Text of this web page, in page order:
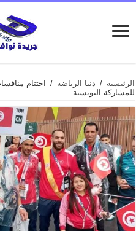
الرئيسية / دنيا الرياضة /
للمشاركة التونسية